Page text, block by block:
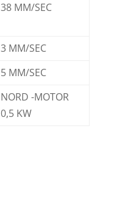
38 MM/SEC
3 MM/SEC
5 MM/SEC
NORD -MOTOR
0,5 KW